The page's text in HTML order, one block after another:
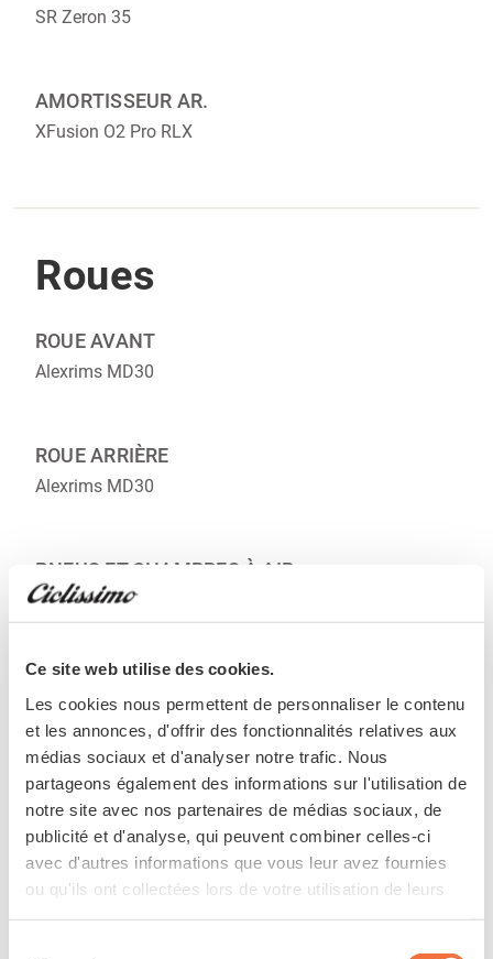
Ce site web utilise des cookies.
Les cookies nous permettent de personnaliser le contenu
et les annonces, d'offrir des fonctionnalités relatives aux
médias sociaux et d'analyser notre trafic. Nous
partageons également des informations sur l'utilisation de
notre site avec nos partenaires de médias sociaux, de
publicité et d'analyse, qui peuvent combiner celles-ci
avec d'autres informations que vous leur avez fournies
ou qu'ils ont collectées lors de votre utilisation de leurs
SR Zeron 35
AMORTISSEUR AR.
XFusion O2 Pro RLX
Roues
ROUE AVANT
Alexrims MD30
ROUE ARRIÈRE
Alexrims MD30
PNEUS ET CHAMBRES À AIR
Nobby Nic E-50
Vélo électrique
MOTEUR
Panasonic GX Ultimate FIT
BATTERIE